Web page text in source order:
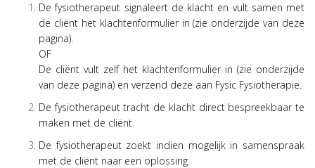
De fysiotherapeut signaleert de klacht en vult samen met
de cliënt het klachtenformulier in (zie onderzijde van deze
pagina).
OF
De cliënt vult zelf het klachtenformulier in (zie onderzijde
van deze pagina) en verzend deze aan Fysic Fysiotherapie.
De fysiotherapeut tracht de klacht direct bespreekbaar te
maken met de cliënt.
De fysiotherapeut zoekt indien mogelijk in samenspraak
met de cliënt naar een oplossing.